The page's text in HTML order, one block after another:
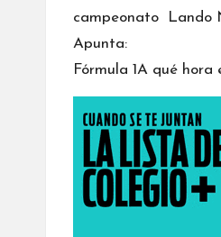
campeonato Lando
Apunta:
Fórmula 1A qué hora